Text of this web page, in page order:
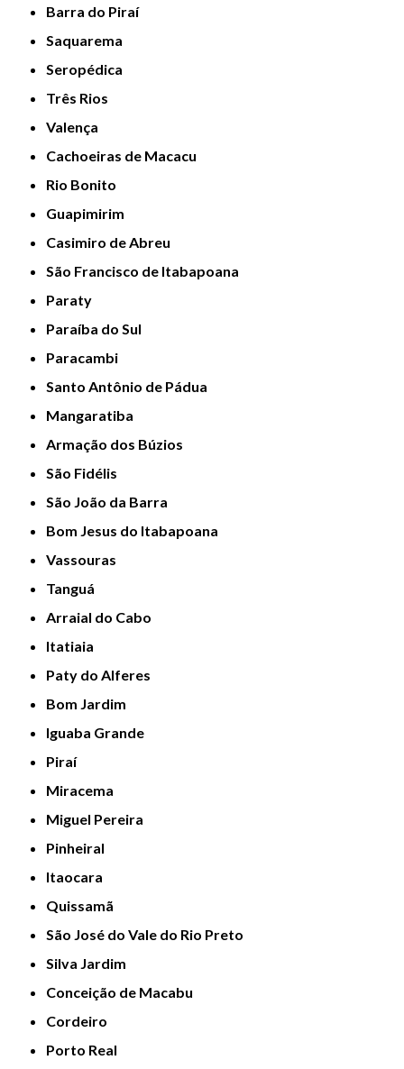
Barra do Piraí
Saquarema
Seropédica
Três Rios
Valença
Cachoeiras de Macacu
Rio Bonito
Guapimirim
Casimiro de Abreu
São Francisco de Itabapoana
Paraty
Paraíba do Sul
Paracambi
Santo Antônio de Pádua
Mangaratiba
Armação dos Búzios
São Fidélis
São João da Barra
Bom Jesus do Itabapoana
Vassouras
Tanguá
Arraial do Cabo
Itatiaia
Paty do Alferes
Bom Jardim
Iguaba Grande
Piraí
Miracema
Miguel Pereira
Pinheiral
Itaocara
Quissamã
São José do Vale do Rio Preto
Silva Jardim
Conceição de Macabu
Cordeiro
Porto Real